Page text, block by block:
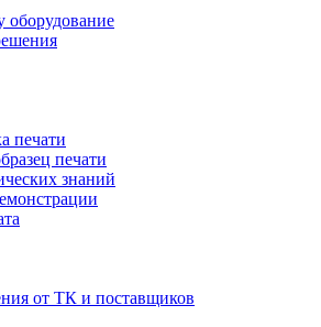
оборудование
печати
печати
знаний
от ТК и поставщиков